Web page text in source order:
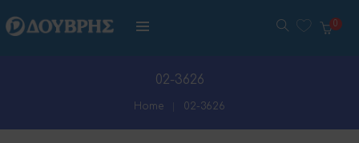
02-3626
Home 02-3626